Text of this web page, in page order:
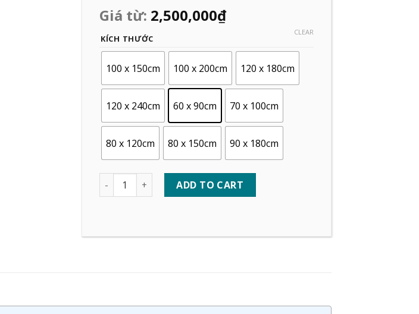
Giá từ: 2,500,000₫
KÍCH THƯỚC
100 x 150cm 100 x 200cm 120 x 180cm
120 x 240cm 60 x 90cm 70 x 100cm
80 x 120cm 80 x 150cm 90 x 180cm
CLEAR
Quantity ADD TO CART